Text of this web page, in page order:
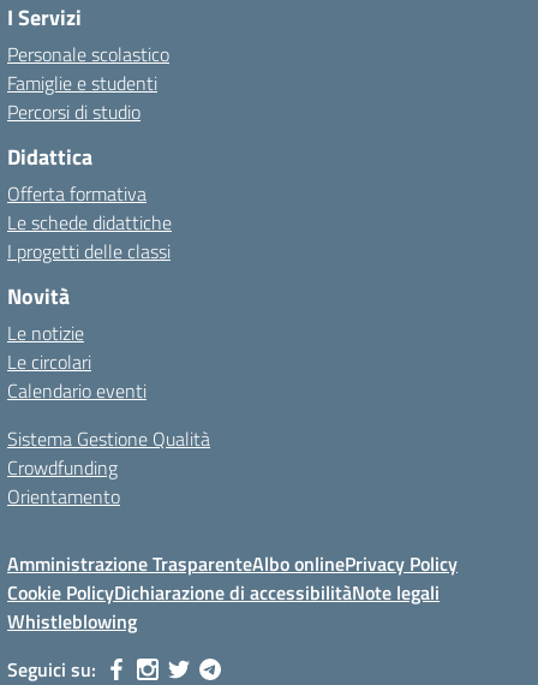
I Servizi
Personale scolastico
Famiglie e studenti
Percorsi di studio
Didattica
Offerta formativa
Le schede didattiche
I progetti delle classi
Novità
Le notizie
Le circolari
Calendario eventi
Sistema Gestione Qualità
Crowdfunding
Orientamento
Amministrazione TrasparenteAlbo onlinePrivacy Policy
Cookie PolicyDichiarazione di accessibilitàNote legali
Whistleblowing
Seguici su: